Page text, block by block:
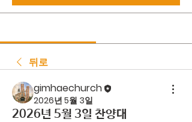
뒤로
gimhaechurch
2026년 5월 3일
2026년 5월 3일 찬양대